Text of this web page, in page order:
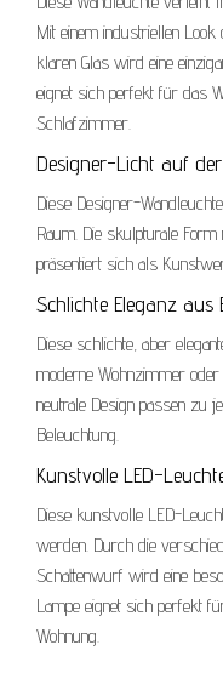
Mit einem industriellen
klaren Glas wird eine
eignet sich perfekt für das
Schlafzimmer.
Designer-Licht auf
Diese Designer-
Raum. Die skulpturale
präsentiert sich als
Schlichte Eleganz aus
Diese schlichte, aber
moderne Wohnzimmer
neutrale Design passen zu
Beleuchtung.
Kunstvolle LED-
Diese kunstvolle LED-
werden. Durch die
Schattenwurf wird eine
Lampe eignet sich perfekt
Wohnung.